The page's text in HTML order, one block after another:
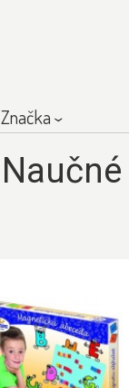
Značka
Naučné